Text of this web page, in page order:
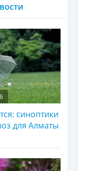
синоптики
для Алматы